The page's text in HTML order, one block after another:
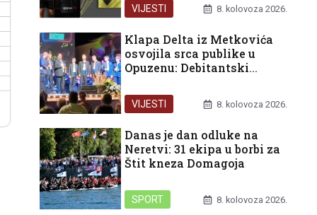
VIJESTI 8. kolovoza 2026.
Klapa Delta iz Metkovića
osvojila srca publike u
Opuzenu: Debitantski
nagradom
VIJESTI 8. kolovoza 2026.
Danas je dan odluke na
Neretvi: 31 ekipa u borbi za
Štit kneza Domagoja
SPORT 8. kolovoza 2026.